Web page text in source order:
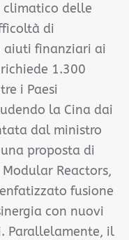
climatico delle
di
aiuti finanziari ai
1.300
i Paesi
la Cina dai
dal ministro
proposta di
Reactors,
fusione
con nuovi
Parallelamente, il